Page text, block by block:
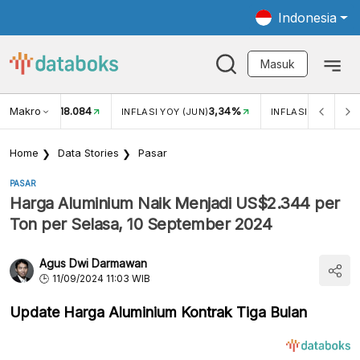
Indonesia
Masuk
Makro
USD/IDR 18.084 INFLASI YOY (JUN)3,34% INFLASI MOM
Home Data Stories Pasar
PASAR
Harga Aluminium Naik Menjadi US$2.344 per
Ton per Selasa, 10 September 2024
Agus Dwi Darmawan
11/09/2024 11:03 WIB
Update Harga Aluminium Kontrak Tiga Bulan